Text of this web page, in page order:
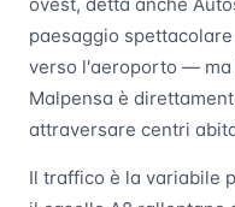
paesaggio
verso l'aeroporto — ma
Malpensa è
attraversare centri
Il traffico è la variabile